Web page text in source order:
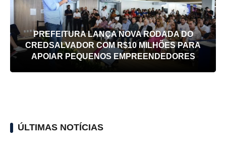
PREFEITURA LANÇA NOVA RODADA DO
CREDSALVADOR COM R$10 MILHÕES PARA
APOIAR PEQUENOS EMPREENDEDORES
ÚLTIMAS NOTÍCIAS